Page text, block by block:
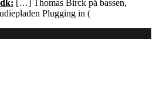
[…] Thomas Birck på bassen,
Plugging in (